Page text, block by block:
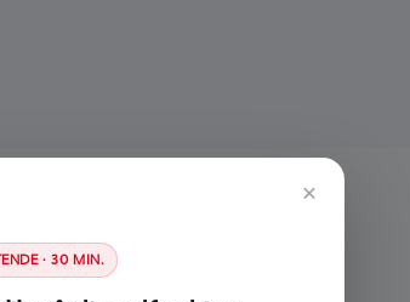
×
· 30 MIN.